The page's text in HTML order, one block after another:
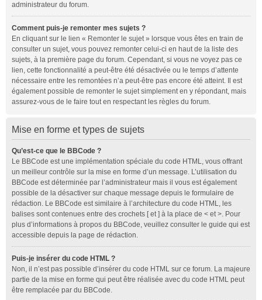
administrateur du forum.
Comment puis-je remonter mes sujets ?
En cliquant sur le lien « Remonter le sujet » lorsque vous êtes en train de
consulter un sujet, vous pouvez remonter celui-ci en haut de la liste des
sujets, à la première page du forum. Cependant, si vous ne voyez pas ce
lien, cette fonctionnalité a peut-être été désactivée ou le temps d’attente
nécessaire entre les remontées n’a peut-être pas encore été atteint. Il est
également possible de remonter le sujet simplement en y répondant, mais
assurez-vous de le faire tout en respectant les règles du forum.
Mise en forme et types de sujets
Qu’est-ce que le BBCode ?
Le BBCode est une implémentation spéciale du code HTML, vous offrant
un meilleur contrôle sur la mise en forme d’un message. L’utilisation du
BBCode est déterminée par l’administrateur mais il vous est également
possible de la désactiver sur chaque message depuis le formulaire de
rédaction. Le BBCode est similaire à l’architecture du code HTML, les
balises sont contenues entre des crochets [ et ] à la place de < et >. Pour
plus d’informations à propos du BBCode, veuillez consulter le guide qui est
accessible depuis la page de rédaction.
Puis-je insérer du code HTML ?
Non, il n’est pas possible d’insérer du code HTML sur ce forum. La majeure
partie de la mise en forme qui peut être réalisée avec du code HTML peut
être remplacée par du BBCode.